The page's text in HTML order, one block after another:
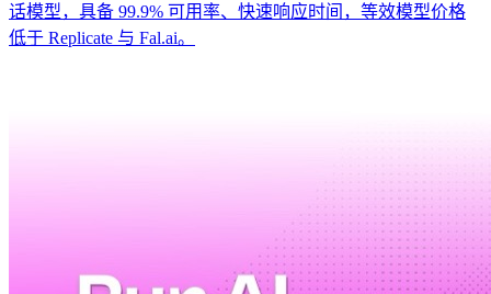
话模型，具备 99.9% 可用率、快速响应时间，等效模型价格
低于 Replicate 与 Fal.ai。